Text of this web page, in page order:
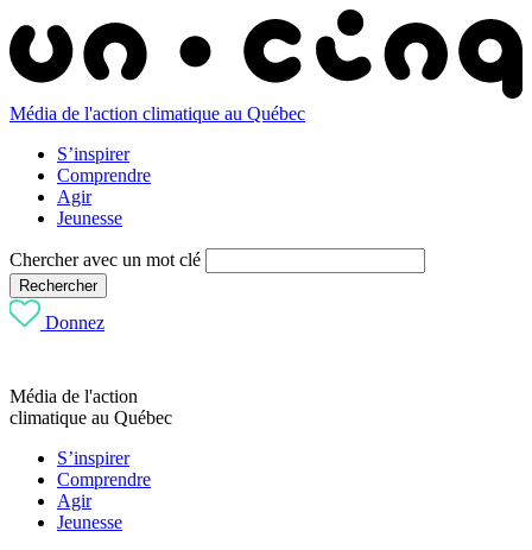
Média de l'action climatique au Québec
S’inspirer
Comprendre
Agir
Jeunesse
Chercher avec un mot clé
Rechercher
Donnez
Média de l'action
climatique au Québec
S’inspirer
Comprendre
Agir
Jeunesse